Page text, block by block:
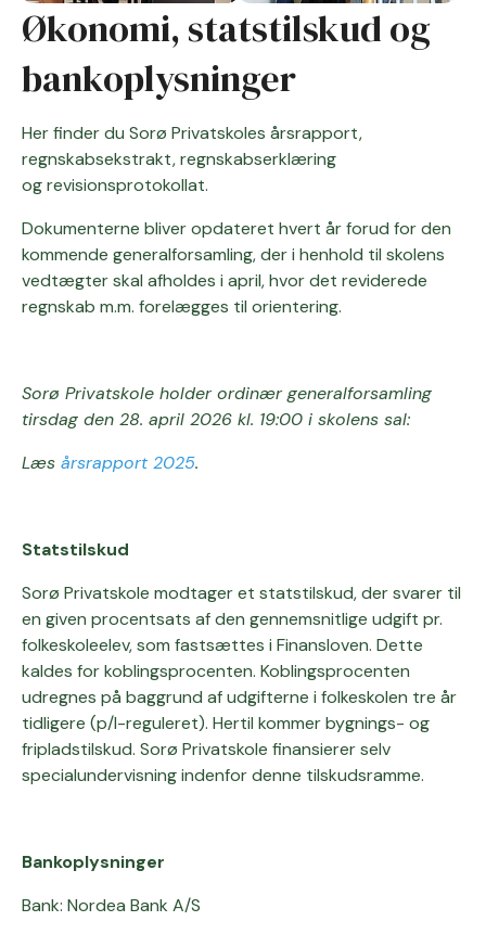
Økonomi, statstilskud og
bankoplysninger
Her finder du Sorø Privatskoles årsrapport,
regnskabsekstrakt, regnskabserklæring
og revisionsprotokollat.
Dokumenterne bliver opdateret hvert år forud for den
kommende generalforsamling, der i henhold til skolens
vedtægter skal afholdes i april, hvor det reviderede
regnskab m.m. forelægges til orientering.
Sorø Privatskole holder ordinær generalforsamling
tirsdag den 28. april 2026 kl. 19:00 i skolens sal:
Læs årsrapport 2025.
Statstilskud
Sorø Privatskole modtager et statstilskud, der svarer til
en given procentsats af den gennemsnitlige udgift pr.
folkeskoleelev, som fastsættes i Finansloven. Dette
kaldes for koblingsprocenten. Koblingsprocenten
udregnes på baggrund af udgifterne i folkeskolen tre år
tidligere (p/l-reguleret). Hertil kommer bygnings- og
fripladstilskud. Sorø Privatskole finansierer selv
specialundervisning indenfor denne tilskudsramme.
Bankoplysninger
Bank: Nordea Bank A/S